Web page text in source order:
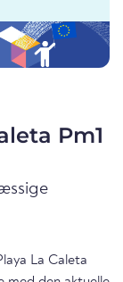
Pm1
La Caleta